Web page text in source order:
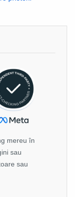
mereu în
sau
sau